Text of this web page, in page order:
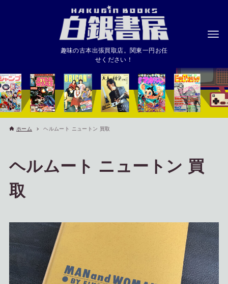
趣味の古本出張買取店。関東一円お任
せください！
ホーム ヘルムート ニュートン 買取
ヘルムート ニュートン 買
取